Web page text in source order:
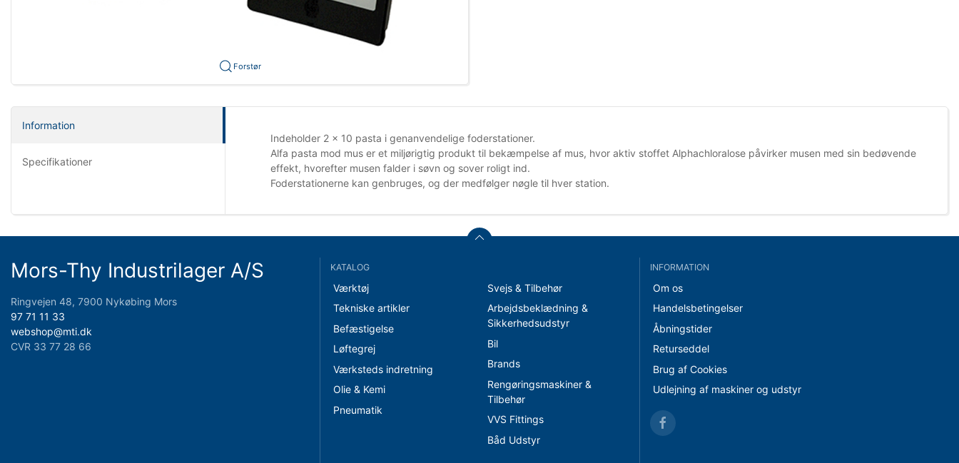
Forstør
Information
Specifikationer
Indeholder 2 x 10 pasta i genanvendelige foderstationer.
Alfa pasta mod mus er et miljørigtig produkt til bekæmpelse af mus, hvor aktiv stoffet Alphachloralose påvirker musen med sin bedøvende
effekt, hvorefter musen falder i søvn og sover roligt ind.
Foderstationerne kan genbruges, og der medfølger nøgle til hver station.
Mors-Thy Industrilager A/S
Ringvejen 48, 7900 Nykøbing Mors
97 71 11 33
webshop@mti.dk
CVR 33 77 28 66
KATALOG
Værktøj
Tekniske artikler
Befæstigelse
Løftegrej
Værksteds indretning
Olie & Kemi
Pneumatik
Svejs & Tilbehør
Arbejdsbeklædning &
Sikkerhedsudstyr
Bil
Brands
Rengøringsmaskiner &
Tilbehør
VVS Fittings
Båd Udstyr
INFORMATION
Om os
Handelsbetingelser
Åbningstider
Returseddel
Brug af Cookies
Udlejning af maskiner og udstyr